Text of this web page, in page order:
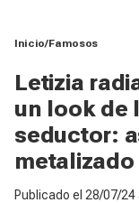
Inicio Famosos
Letizia
un look de
seductor:
metalizado
Publicado el 28/07/24